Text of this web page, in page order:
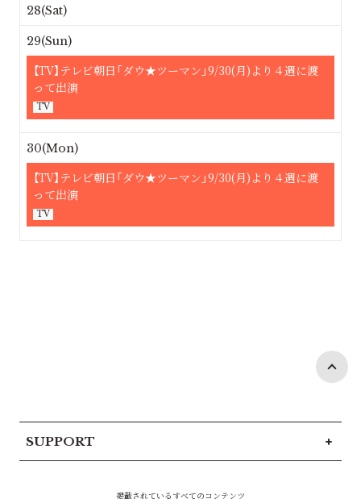
28(Sat)
29(Sun)
【TV】テレビ朝日「ダウ★ツーマン」9/30(月)より４週に渡
って出演
TV
30(Mon)
【TV】テレビ朝日「ダウ★ツーマン」9/30(月)より４週に渡
って出演
TV
SUPPORT
掲載されているすべてのコンテンツ